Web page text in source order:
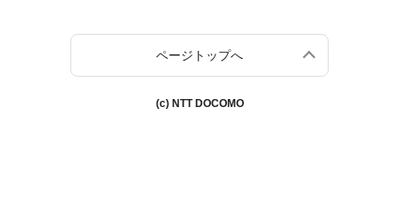
ページトップへ
(c) NTT DOCOMO